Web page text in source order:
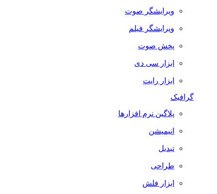
ویرایشگر صوت
ویرایشگر فیلم
پخش صوت
ابزار سی دی
ابزار رایت
گرافیک
پلاگین نرم افزارها
انیمیشن
تبدیل
طراحی
ابزار فلش